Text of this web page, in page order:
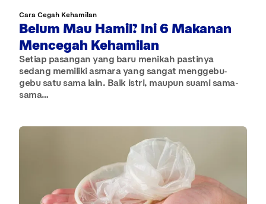
Cara Cegah Kehamilan
Belum Mau Hamil? Ini 6 Makanan
Mencegah Kehamilan
Setiap pasangan yang baru menikah pastinya
sedang memiliki asmara yang sangat menggebu-
gebu satu sama lain. Baik istri, maupun suami sama-
sama…